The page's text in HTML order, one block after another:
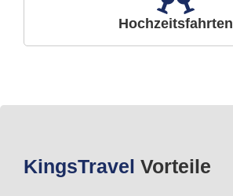
Hochzeitsfahrten
KingsTravel Vorteile